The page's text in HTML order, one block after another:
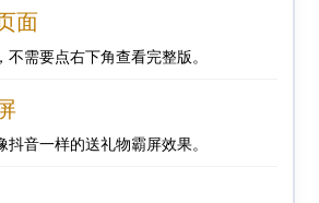
面
需要点右下角查看完整版。
音一样的送礼物霸屏效果。